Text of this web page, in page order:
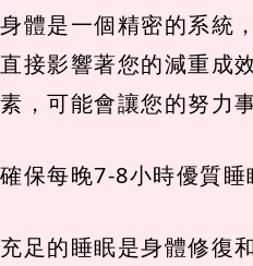
身體是一個精密的系統
直接影響著您的減重成
素，可能會讓您的努力
確保每晚7-8小時優質
充足的睡眠是身體修復